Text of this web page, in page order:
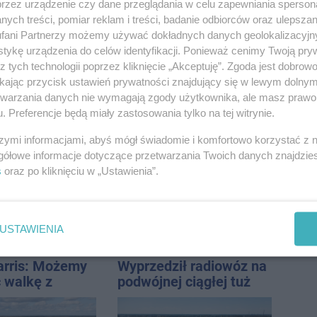
zajmijcie się
gospodarką
od
– czym
na tle
Silny wiatr łamał
drzewa i uszkodził
dach. To nie koniec
ostrzeżeń
Możemy
walkę z
tej lidze
Wyprzedził radiowóz na
podwójnej ciągłej tuż
urządzenie czy dane przeglądania w celu zapewniania
treści, pomiar reklam i treści, badanie odbiorców oraz
Partnerzy możemy używać dokładnych danych
urządzenia do celów identyfikacji. Ponieważ cenimy Twoją
tych technologii poprzez kliknięcie „Akceptuję”. Zgoda jest
przycisk ustawień prywatności znajdujący się w lewym
danych nie wymagają zgody użytkownika, ale masz
Preferencje będą miały zastosowania tylko na tej witrynie.
informacjami, abyś mógł świadomie i komfortowo korzystać z
informacje dotyczące przetwarzania Twoich danych
oraz po kliknięciu w „Ustawienia”.
USTAWIENIA